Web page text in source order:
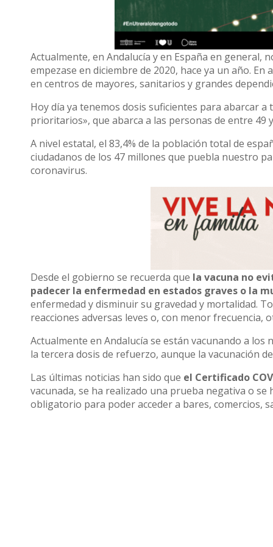
Actualmente, en Andalucía y en España en general,
empezase en diciembre de 2020, hace ya un año.
en centros de mayores, sanitarios y grandes
Hoy día ya tenemos dosis suficientes para abarcar
prioritarios», que abarca a las personas de entre 49
A nivel estatal, el 83,4% de la población total de
ciudadanos de los 47 millones que puebla nuestro
coronavirus.
Desde el gobierno se recuerda que la vacuna no
padecer la enfermedad en estados graves o la
enfermedad y disminuir su gravedad y mortalidad.
reacciones adversas leves o, con menor frecuencia,
Actualmente en Andalucía se están vacunando a los
la tercera dosis de refuerzo, aunque la vacunación
Las últimas noticias han sido que el Certificado
vacunada, se ha realizado una prueba negativa o
obligatorio para poder acceder a bares, comercios,